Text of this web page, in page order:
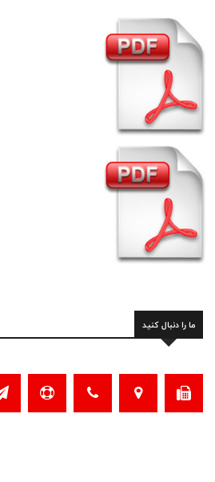
ما را دنبال کنید